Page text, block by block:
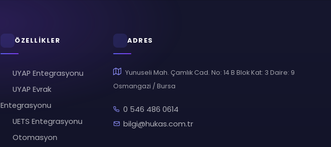
ÖZELLİKLER
UYAP Entegrasyonu
UYAP Evrak
Entegrasyonu
UETS Entegrasyonu
Otomasyon
ADRES
Yunuseli Mah. Çamlık Cad. No: 14 B Blok Kat: 3 Daire: 9
Osmangazi / Bursa
0 546 486 0614
bilgi@hukas.com.tr